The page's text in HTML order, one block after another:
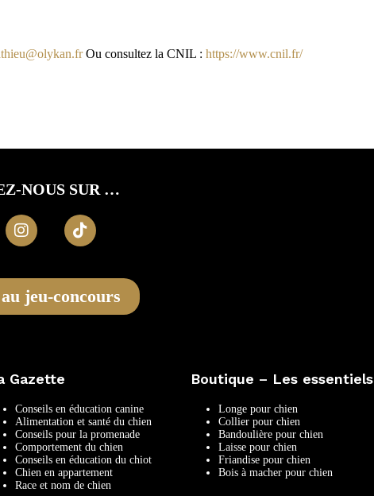
Ou consultez la CNIL : https://www.cnil.fr/
NOUS SUR …
jeu-concours
Gazette
Conseils en éducation canine
Alimentation et santé du chien
Conseils pour la promenade
Comportement du chien
Conseils en éducation du chiot
Chien en appartement
Race et nom de chien
Boutique – Les essentiels
Longe pour chien
Collier pour chien
Bandoulière pour chien
Laisse pour chien
Friandise pour chien
Bois à macher pour chien